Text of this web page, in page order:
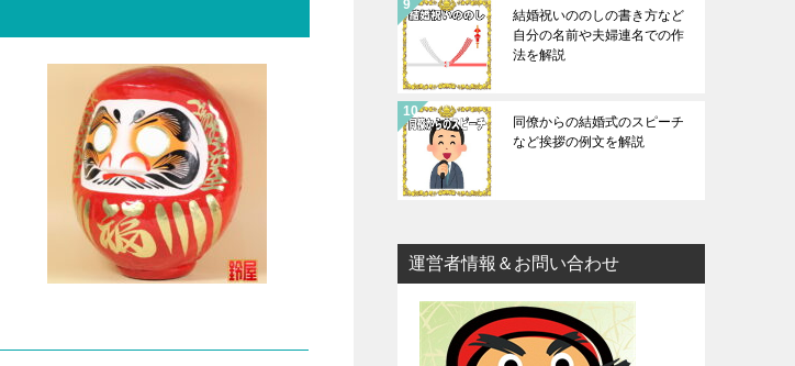
結婚祝いののしの書き方など
自分の名前や夫婦連名での作
法を解説
同僚からの結婚式のスピーチ
など挨拶の例文を解説
運営者情報＆お問い合わせ